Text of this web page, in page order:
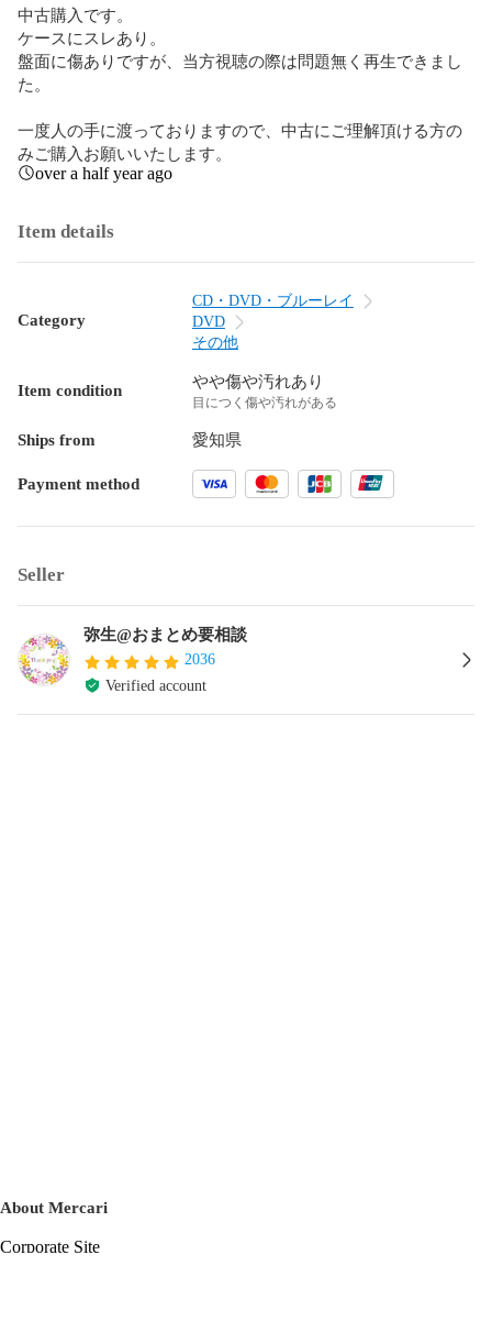
中古購入です。
ケースにスレあり。
盤面に傷ありですが、当方視聴の際は問題無く再生できまし
た。
一度人の手に渡っておりますので、中古にご理解頂ける方の
みご購入お願いいたします。
over a half year ago
Item details
Category
CD・DVD・ブルーレイ
DVD
その他
Item condition やや傷や汚れあり
目につく傷や汚れがある
Ships from 愛知県
Payment method
Seller
弥生@おまとめ要相談
2036
Verified account
About Mercari
Corporate Site